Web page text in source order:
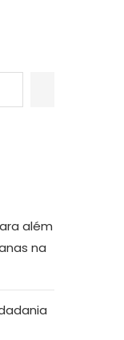
além
na